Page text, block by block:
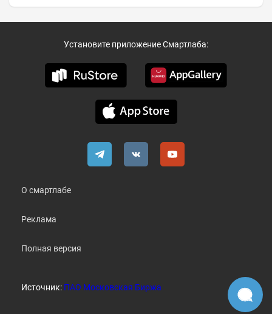
Установите приложение Смартлаба:
О смартлабе
Реклама
Полная версия
Источник: ПАО Московская Биржа